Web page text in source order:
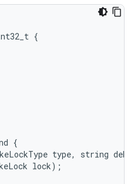
{
{
type, string
lock);